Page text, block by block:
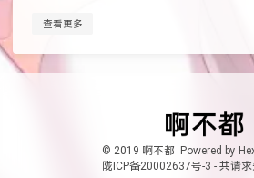
查看更多
© 2019 啊不都 Powered by
陇ICP备20002637号-3 - 共请求